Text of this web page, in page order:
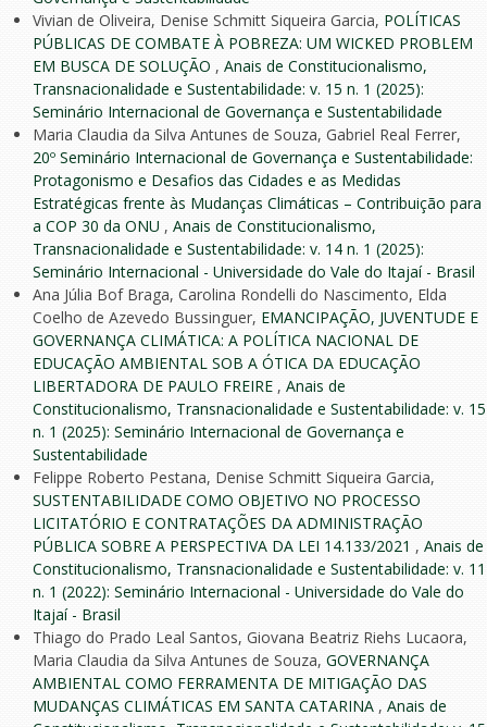
Vivian de Oliveira, Denise Schmitt Siqueira Garcia, POLÍTICAS
PÚBLICAS DE COMBATE À POBREZA: UM WICKED PROBLEM
EM BUSCA DE SOLUÇÃO , Anais de Constitucionalismo,
Transnacionalidade e Sustentabilidade: v. 15 n. 1 (2025):
Seminário Internacional de Governança e Sustentabilidade
Maria Claudia da Silva Antunes de Souza, Gabriel Real Ferrer,
20º Seminário Internacional de Governança e Sustentabilidade:
Protagonismo e Desafios das Cidades e as Medidas
Estratégicas frente às Mudanças Climáticas – Contribuição para
a COP 30 da ONU , Anais de Constitucionalismo,
Transnacionalidade e Sustentabilidade: v. 14 n. 1 (2025):
Seminário Internacional - Universidade do Vale do Itajaí - Brasil
Ana Júlia Bof Braga, Carolina Rondelli do Nascimento, Elda
Coelho de Azevedo Bussinguer, EMANCIPAÇÃO, JUVENTUDE E
GOVERNANÇA CLIMÁTICA: A POLÍTICA NACIONAL DE
EDUCAÇÃO AMBIENTAL SOB A ÓTICA DA EDUCAÇÃO
LIBERTADORA DE PAULO FREIRE , Anais de
Constitucionalismo, Transnacionalidade e Sustentabilidade: v. 15
n. 1 (2025): Seminário Internacional de Governança e
Sustentabilidade
Felippe Roberto Pestana, Denise Schmitt Siqueira Garcia,
SUSTENTABILIDADE COMO OBJETIVO NO PROCESSO
LICITATÓRIO E CONTRATAÇÕES DA ADMINISTRAÇÃO
PÚBLICA SOBRE A PERSPECTIVA DA LEI 14.133/2021 , Anais de
Constitucionalismo, Transnacionalidade e Sustentabilidade: v. 11
n. 1 (2022): Seminário Internacional - Universidade do Vale do
Itajaí - Brasil
Thiago do Prado Leal Santos, Giovana Beatriz Riehs Lucaora,
Maria Claudia da Silva Antunes de Souza, GOVERNANÇA
AMBIENTAL COMO FERRAMENTA DE MITIGAÇÃO DAS
MUDANÇAS CLIMÁTICAS EM SANTA CATARINA , Anais de